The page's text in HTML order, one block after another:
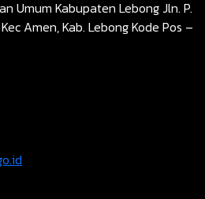
Umum Kabupaten Lebong Jln. P.
Amen, Kab. Lebong Kode Pos –